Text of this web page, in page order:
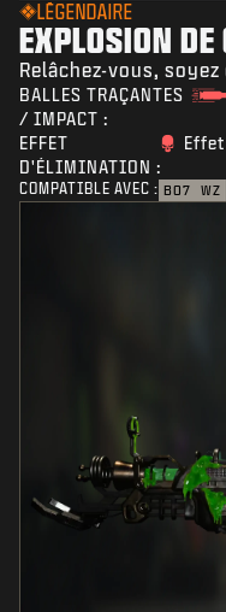
LÉGENDAIRE
EXPLOSION DE
Relâchez-vous,
BALLES TRAÇANTES
/ IMPACT :
EFFET
D'ÉLIMINATION :
COMPATIBLE AVEC : BO7 WZ